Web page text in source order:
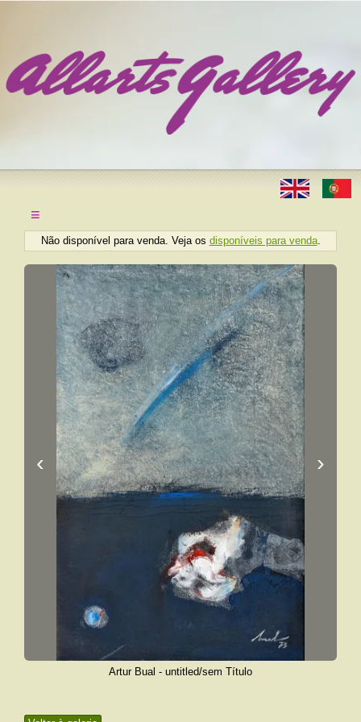
≡
Não disponível para venda. Veja os disponíveis para venda.
‹ ›
Artur Bual - untitled/sem Título